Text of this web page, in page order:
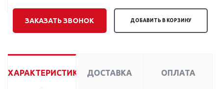
ЗАКАЗАТЬ ЗВОНОК ДОБАВИТЬ В КОРЗИНУ
ХАРАКТЕРИСТИКИ ДОСТАВКА ОПЛАТА